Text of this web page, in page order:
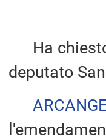
Ha chiesto
deputato